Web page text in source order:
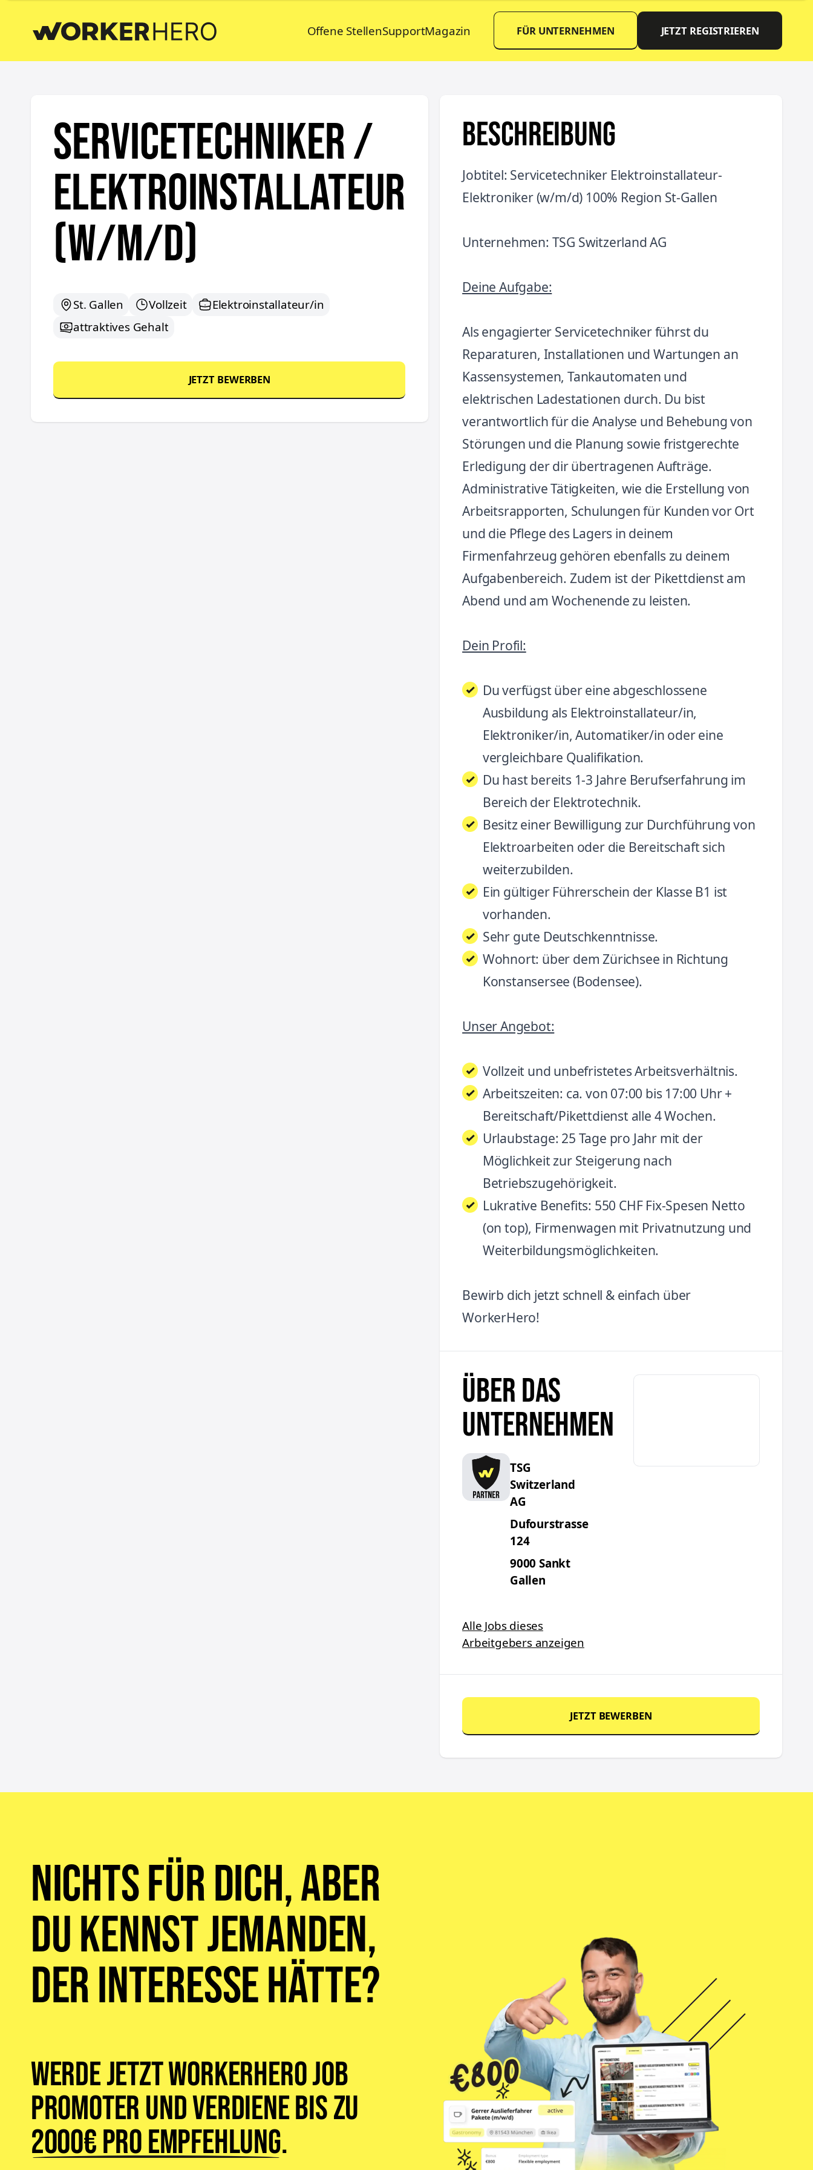
Offene StellenSupportMagazin FÜR UNTERNEHMEN JETZT REGISTRIEREN
Servicetechniker /
Elektroinstallateur
(w/m/d)
St. Gallen Vollzeit
Elektroinstallateur/in
attraktives Gehalt
JETZT BEWERBEN
BESCHREIBUNG
Jobtitel: Servicetechniker Elektroinstallateur-
Elektroniker (w/m/d) 100% Region St-Gallen
Unternehmen: TSG Switzerland AG
Deine Aufgabe:
Als engagierter Servicetechniker führst du
Reparaturen, Installationen und Wartungen an
Kassensystemen, Tankautomaten und
elektrischen Ladestationen durch. Du bist
verantwortlich für die Analyse und Behebung von
Störungen und die Planung sowie fristgerechte
Erledigung der dir übertragenen Aufträge.
Administrative Tätigkeiten, wie die Erstellung von
Arbeitsrapporten, Schulungen für Kunden vor Ort
und die Pflege des Lagers in deinem
Firmenfahrzeug gehören ebenfalls zu deinem
Aufgabenbereich. Zudem ist der Pikettdienst am
Abend und am Wochenende zu leisten.
Dein Profil:
Du verfügst über eine abgeschlossene
Ausbildung als Elektroinstallateur/in,
Elektroniker/in, Automatiker/in oder eine
vergleichbare Qualifikation.
Du hast bereits 1-3 Jahre Berufserfahrung im
Bereich der Elektrotechnik.
Besitz einer Bewilligung zur Durchführung von
Elektroarbeiten oder die Bereitschaft sich
weiterzubilden.
Ein gültiger Führerschein der Klasse B1 ist
vorhanden.
Sehr gute Deutschkenntnisse.
Wohnort: über dem Zürichsee in Richtung
Konstansersee (Bodensee).
Unser Angebot:
Vollzeit und unbefristetes Arbeitsverhältnis.
Arbeitszeiten: ca. von 07:00 bis 17:00 Uhr +
Bereitschaft/Pikettdienst alle 4 Wochen.
Urlaubstage: 25 Tage pro Jahr mit der
Möglichkeit zur Steigerung nach
Betriebszugehörigkeit.
Lukrative Benefits: 550 CHF Fix-Spesen Netto
(on top), Firmenwagen mit Privatnutzung und
Weiterbildungsmöglichkeiten.
Bewirb dich jetzt schnell & einfach über
WorkerHero!
ÜBER DAS
UNTERNEHMEN
TSG
Switzerland
AG
Dufourstrasse
124
9000 Sankt
Gallen
Alle Jobs dieses
Arbeitgebers anzeigen
JETZT BEWERBEN
Nichts für dich, aber
du kennst jemanden,
der Interesse hätte?
Werde jetzt WorkerHero Job
Promoter und verdiene bis zu
2000€ pro Empfehlung.